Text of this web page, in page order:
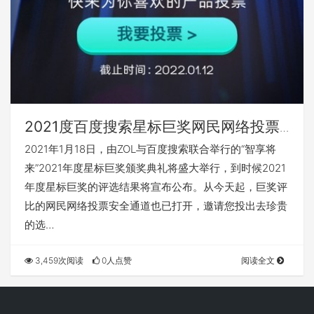
2021度百度搜索星标巨奖网民网络投票
安全通道宣布打开
2021年1月18日，由ZOL与百度搜索联合举行的“智享将
来”2021年度星标巨奖颁奖典礼将盛大举行，到时候2021
年度星标巨奖的评选结果将宣布公布。从今天起，巨奖评
比的网民网络投票安全通道也已打开，邀请您投出去珍贵
的选…
3,459次阅读 0人点赞 阅读全文